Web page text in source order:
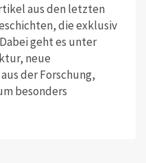
aus den letzten
die exklusiv
geht es unter
neue
der Forschung,
besonders